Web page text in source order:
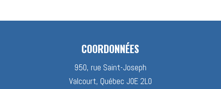
COORDONNÉES
950, rue Saint-Joseph
Valcourt, Québec J0E 2L0